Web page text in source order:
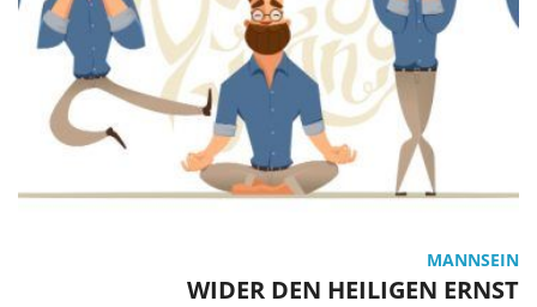
MANNSEIN
WIDER DEN HEILIGEN ERNST